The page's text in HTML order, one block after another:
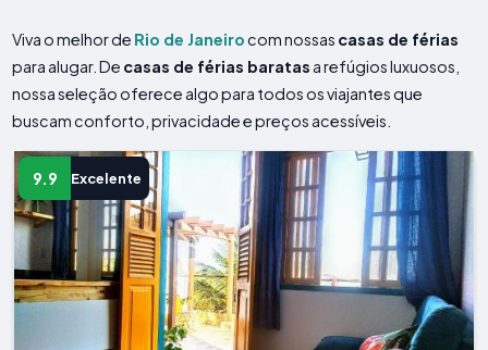
Viva o melhor de Rio de Janeirocom nossas casas de férias
para alugar. De casas de férias baratas a refúgios luxuosos,
nossa seleção oferece algo para todos os viajantes que
buscam conforto, privacidade e preços acessíveis.
9.9 Excelente